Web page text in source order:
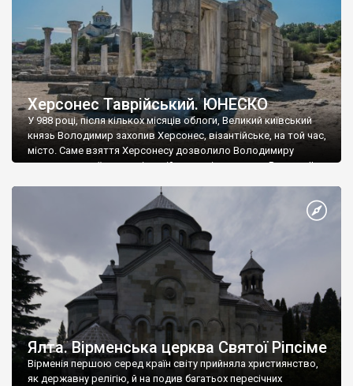
Херсонес Таврійський. ЮНЕСКО
У 988 році, після кількох місяців облоги, Великий київський
князь Володимир захопив Херсонес, візантійське, на той час,
місто. Саме взяття Херсонесу дозволило Володимиру
диктувати свої умови візантійському імператору Василю ІІ, та
Херсонесі Володимир-язичник, став Василем-християнином.
А потім було Хрещення Русі. На честь Херсонесу Таврійського
Ялта. Вірменська церква Святої Ріпсіме
Вірменія першою серед країн світу прийняла християнство,
як державну релігію, й на подив багатьох пересічних